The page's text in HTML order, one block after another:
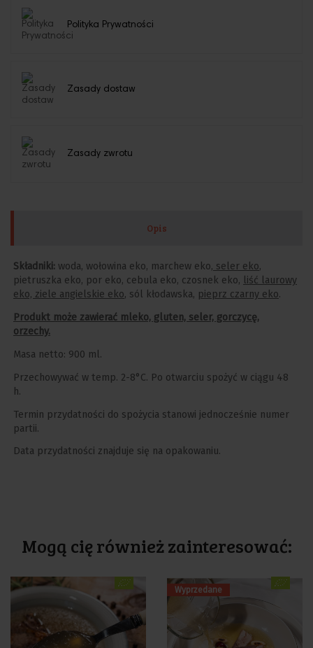
Polityka Prywatności
Zasady dostaw
Zasady zwrotu
Opis
Składniki: woda, wołowina eko, marchew eko, seler eko,
pietruszka eko, por eko, cebula eko, czosnek eko, liść laurowy
eko, ziele angielskie eko, sól kłodawska, pieprz czarny eko.
Produkt może zawierać mleko, gluten, seler, gorczycę,
orzechy.
Masa netto: 900 ml.
Przechowywać w temp. 2-8°C. Po otwarciu spożyć w ciągu 48
h.
Termin przydatności do spożycia stanowi jednocześnie numer
partii.
Data przydatności znajduje się na opakowaniu.
Mogą cię również zainteresować:
Cena
Wyprzedane